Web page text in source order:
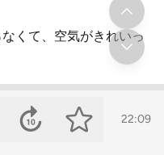
くて、空気がきれいっ
っていうのを見たとき22:09